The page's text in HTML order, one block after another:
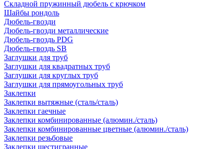
Складной пружинный дюбель с крючком
Шайбы рондоль
Дюбель-гвозди
Дюбель-гвозди металлические
Дюбель-гвоздь PDG
Дюбель-гвоздь SB
Заглушки для труб
Заглушки для квадратных труб
Заглушки для круглых труб
Заглушки для прямоугольных труб
Заклепки
Заклепки вытяжные (сталь/сталь)
Заклепки гаечные
Заклепки комбинированные (алюмин./сталь)
Заклепки комбинированные цветные (алюмин./сталь)
Заклепки резьбовые
Заклепки шестигранные